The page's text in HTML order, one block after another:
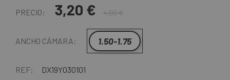
PRECIO: 3,20 € 4,00 €
ANCHO CÁMARA: 1.50-1.75
REF: DX19Y030101